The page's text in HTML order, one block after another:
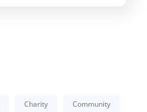
Community
Charity